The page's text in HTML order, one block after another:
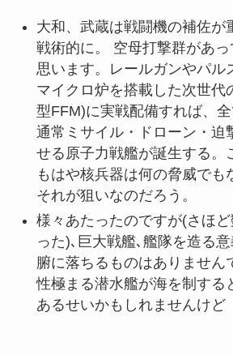
大和、武蔵は戦闘機の補佐が
戦術的に。 空母打撃群があ
思います。レールガンやパル
マイクロ炉を搭載した次世代
型FFM)に実戦配備すれば、
通常ミサイル・ドローン・迫
せる原子力戦艦が誕生する。
もはや核兵器は何の脅威でも
それが狙いなのだろう。
様々あたったのですが(さほ
った)､巨大戦艦､艦隊を造る
腑に落ちるものはありません
性極まる潜水艦が海を制する
あるせいかもしれませんけど